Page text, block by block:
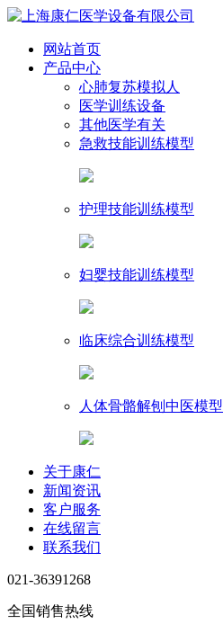
网站首页
产品中心
心肺复苏模拟人
医学训练设备
其他医学有关
急救技能训练模型
护理技能训练模型
妇婴技能训练模型
临床综合训练模型
人体骨骼解刨中医模型
关于康仁
新闻资讯
客户服务
在线留言
联系我们
021-36391268
全国销售热线